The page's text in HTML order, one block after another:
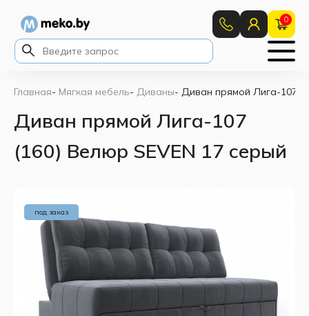
0
Главная- Мягкая мебель- Диваны- Диван прямой Лига-107
Диван прямой Лига-107
(160) Велюр SEVEN 17 серый
под заказ